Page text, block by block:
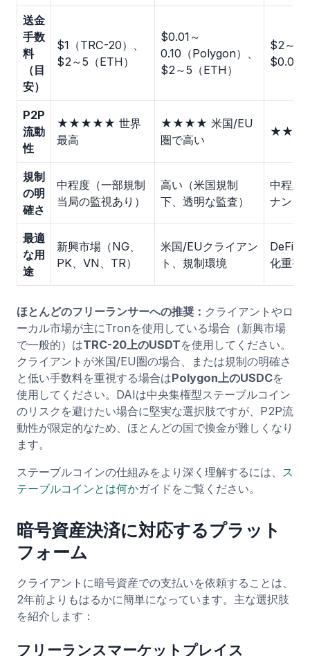
送金
手数
料
（目
安）
$1（TRC-20）、
$2～5（ETH）
$0.01～
0.10（Polygon）、
$2～5（ETH）
$2～5
$0.05
P2P
流動
性
★★★★★ 世界
最高
★★★★ 米国/EU
圏で高い
★★ 限
規制
の明
確さ
中程度（一部規制
当局の監視あり）
高い（米国規制
下、透明な監査）
中程度
ナンス
最適
な用
途
新興市場（NG、
PK、VN、TR）
米国/EUクライアン
ト、規制環境
DeFiユ
化重視
ほとんどのフリーランサーへの推奨： クライアントやロ
ーカル市場が主にTronを使用している場合（新興市場
で一般的）はTRC-20上のUSDTを使用してください。
クライアントが米国/EU圏の場合、または規制の明確さ
と低い手数料を重視する場合はPolygon上のUSDCを
使用してください。DAIは中央集権型ステーブルコイン
のリスクを避けたい場合に堅実な選択肢ですが、P2P流
動性が限定的なため、ほとんどの国で換金が難しくなり
ます。
ステーブルコインの仕組みをより深く理解するには、 ス
テーブルコインとは何かガイドをご覧ください。
暗号資産決済に対応するプラット
フォーム
クライアントに暗号資産での支払いを依頼することは、
2年前よりもはるかに簡単になっています。主な選択肢
を紹介します：
フリーランスマーケットプレイス